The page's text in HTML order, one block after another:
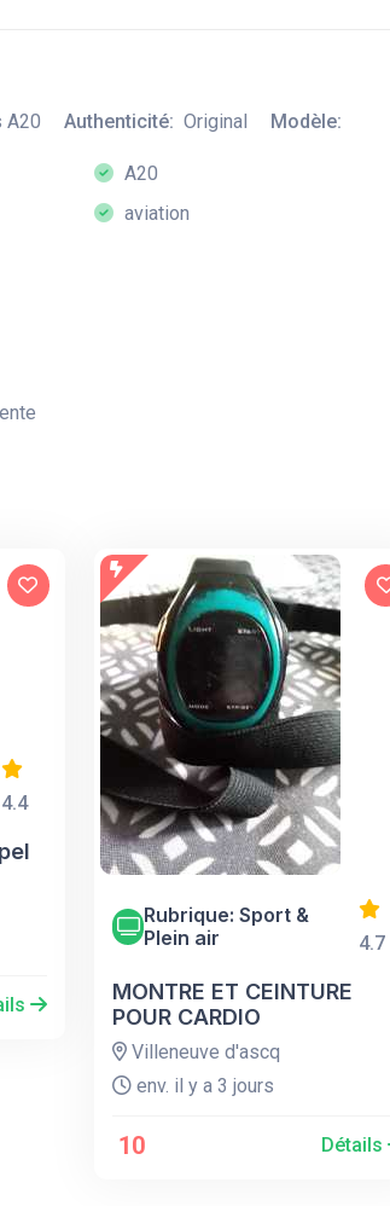
A20 Authenticité: Original Modèle:
A20
aviation
4.4
Rubrique: Sport &
Plein air
4.7
MONTRE ET CEINTURE
POUR CARDIO
Villeneuve d'ascq
env. il y a 3 jours
10 Détails